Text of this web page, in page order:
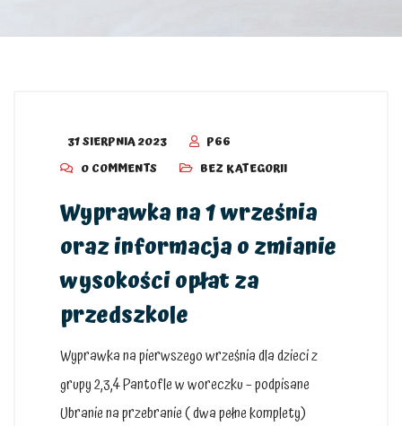
31 SIERPNIA 2023
P66
0 COMMENTS
BEZ KATEGORII
Wyprawka na 1 września
oraz informacja o zmianie
wysokości opłat za
przedszkole
Wyprawka na pierwszego września dla dzieci z
grupy 2,3,4 Pantofle w woreczku – podpisane
Ubranie na przebranie ( dwa pełne komplety)